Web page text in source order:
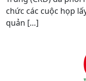
chức các cuộc họp
quản […]